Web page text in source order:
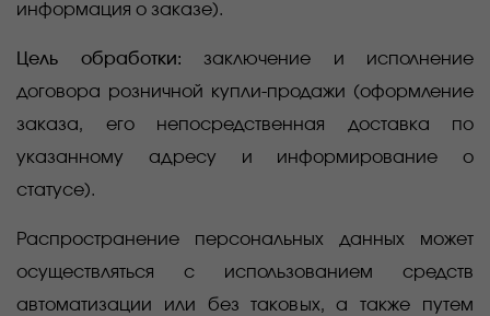
информация о заказе).
Цель обработки: заключение и исполнение
договора розничной купли-продажи (оформление
заказа, его непосредственная доставка по
указанному адресу и информирование о
статусе).
Распространение персональных данных может
осуществляться с использованием средств
автоматизации или без таковых, а также путем